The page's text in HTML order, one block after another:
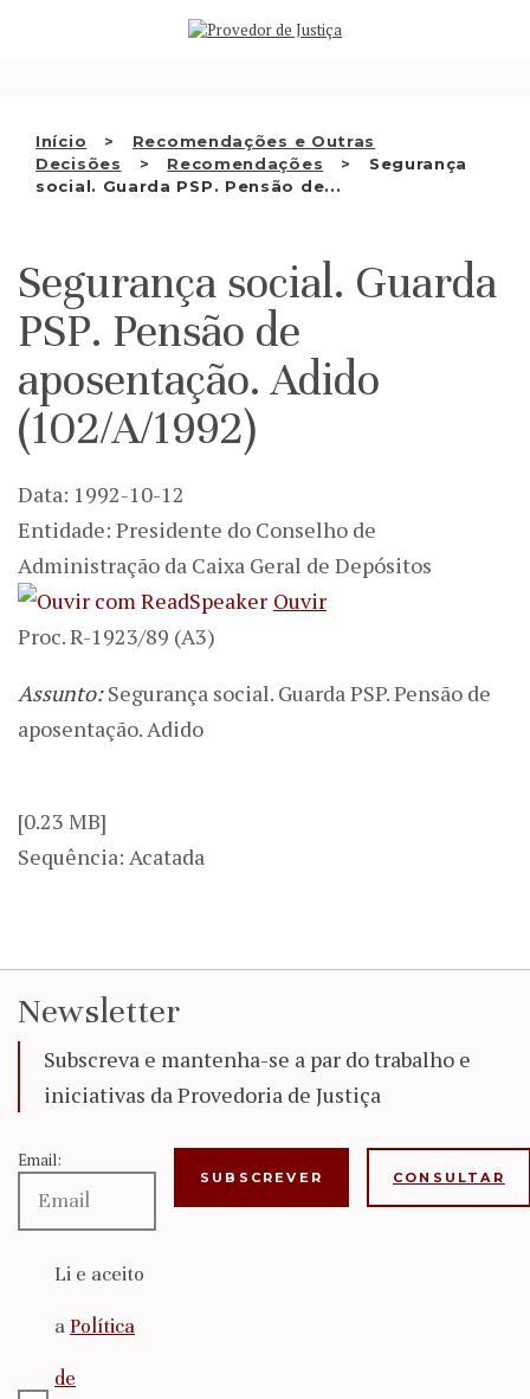
Início
Recomendações e Outras
Decisões
Recomendações
Segurança
social. Guarda PSP. Pensão de...
QUEM SOMOS
RECOMENDAÇÕES E OUTRAS
DECISÕES
APRESENTAR QUEIXA
PT
Segurança social. Guarda
PSP. Pensão de
aposentação. Adido
(102/A/1992)
Data: 1992-10-12
Entidade: Presidente do Conselho de
Administração da Caixa Geral de Depósitos
Ouvir
Proc. R-1923/89 (A3)
Assunto:Segurança social. Guarda PSP. Pensão de
aposentação. Adido
[0.23 MB]
Sequência: Acatada
Newsletter
Subscreva e mantenha-se a par do trabalho e
iniciativas da Provedoria de Justiça
Email:
Li e aceito
a Política
de
CONSULTAR